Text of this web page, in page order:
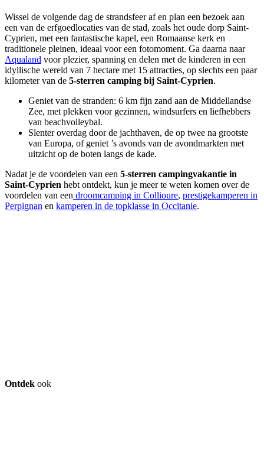
Wissel de volgende dag de strandsfeer af en plan een bezoek aan
een van de erfgoedlocaties van de stad, zoals het oude dorp Saint-
Cyprien, met een fantastische kapel, een Romaanse kerk en
traditionele pleinen, ideaal voor een fotomoment. Ga daarna naar
Aqualand voor plezier, spanning en delen met de kinderen in een
idyllische wereld van 7 hectare met 15 attracties, op slechts een paar
kilometer van de 5-sterren camping bij Saint-Cyprien.
Geniet van de stranden: 6 km fijn zand aan de Middellandse
Zee, met plekken voor gezinnen, windsurfers en liefhebbers
van beachvolleybal.
Slenter overdag door de jachthaven, de op twee na grootste
van Europa, of geniet ’s avonds van de avondmarkten met
uitzicht op de boten langs de kade.
Nadat je de voordelen van een 5-sterren campingvakantie in
Saint-Cyprien hebt ontdekt, kun je meer te weten komen over de
voordelen van een droomcamping in Collioure, prestigekamperen in
Perpignan en kamperen in de topklasse in Occitanie.
Ontdek ook